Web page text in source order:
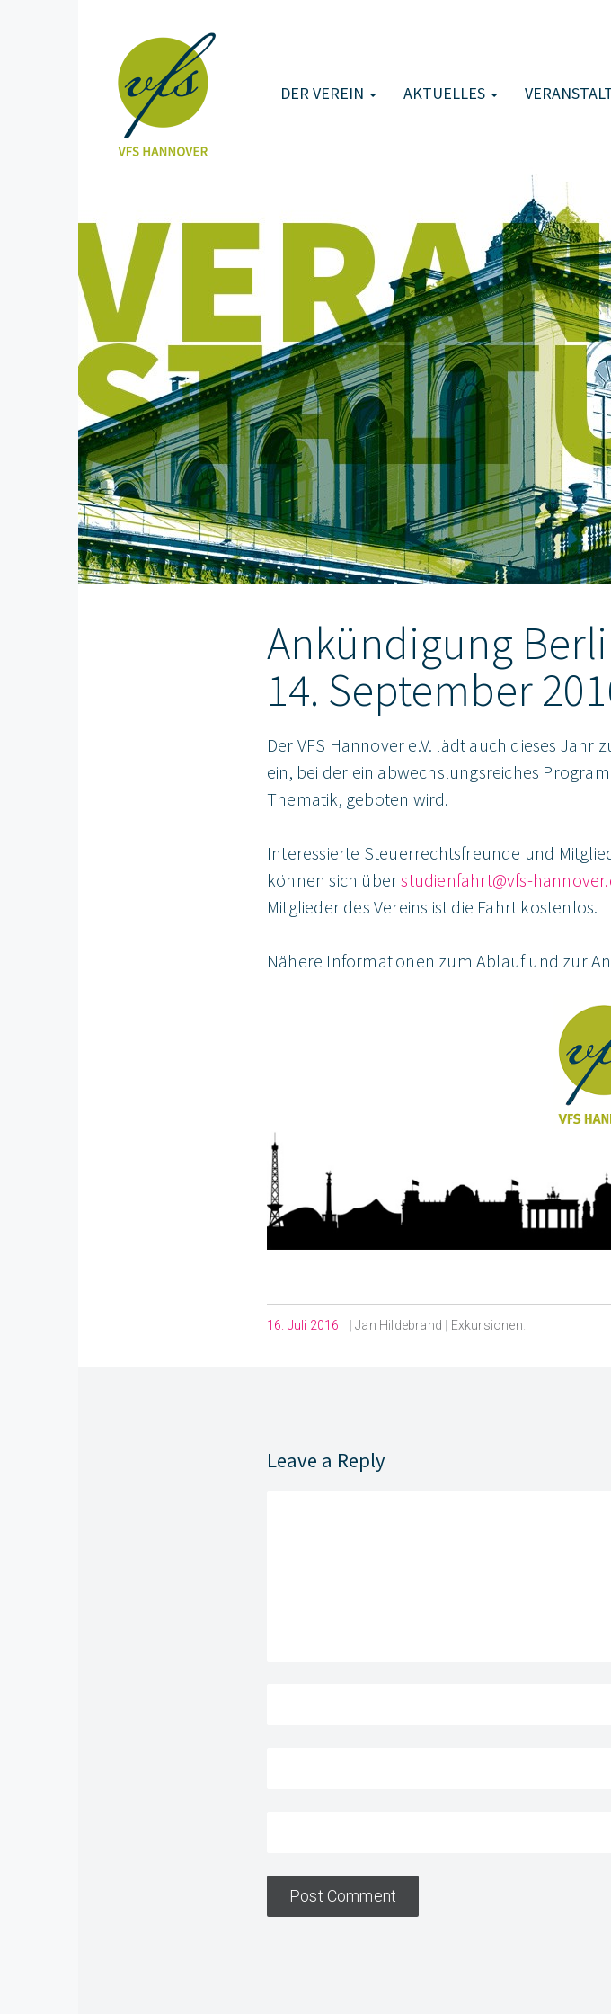
DER VEREIN AKTUELLES
Ankündigung
14. September
Der VFS Hannover e.V. lädt auch dieses
ein, bei der ein abwechslungsreiches
Thematik, geboten wird.
Interessierte Steuerrechtsfreunde und
können sich überstudienfahrt@vfs-
Mitglieder des Vereins ist die Fahrt kostenlos.
Nähere Informationen zum Ablauf und zur
16. Juli 2016 |Jan Hildebrand | Exkursionen
Leave a Reply